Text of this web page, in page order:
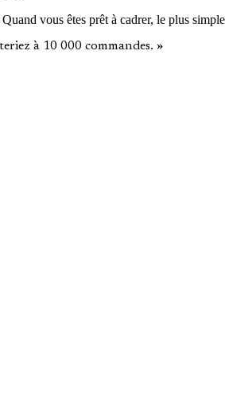
Quand vous êtes prêt à cadrer, le plus
à 10 000 commandes. »